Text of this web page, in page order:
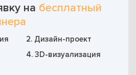
на бесплатный
2. Дизайн-проект
4. 3D-визуализация